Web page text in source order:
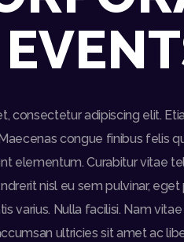
consectetur adipiscing elit.
congue finibus felis
elementum. Curabitur vitae
nisl eu sem pulvinar,
varius. Nulla facilisi. Nam
ultricies sit amet ac